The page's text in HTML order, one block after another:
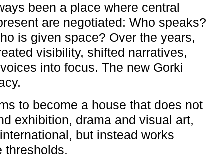
been a place where central
are negotiated: Who speaks?
is given space? Over the years,
visibility, shifted narratives,
into focus. The new Gorki
to become a house that does not
exhibition, drama and visual art,
but instead works
thresholds.